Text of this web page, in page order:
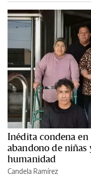
Inédita condena en
abandono de niñas
humanidad
Candela Ramírez